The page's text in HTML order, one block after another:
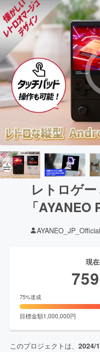
レトロゲ
「AYANEO
AYANEO_JP_Official
現
75%達成
目標金額1,000,000円
このプロジェクトは、 2024/